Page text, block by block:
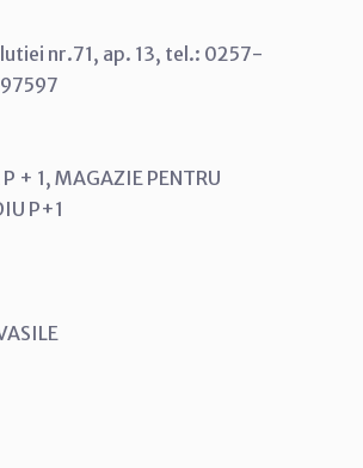
nr.71, ap. 13, tel.: 0257-
+ 1, MAGAZIE PENTRU
P+1